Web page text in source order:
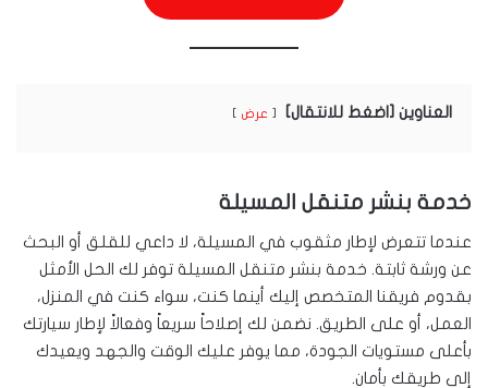
العناوين [اضغط للانتقال] عرض
خدمة بنشر متنقل المسيلة
عندما تتعرض لإطار مثقوب في المسيلة، لا داعي للقلق أو البحث
عن ورشة ثابتة. خدمة بنشر متنقل المسيلة توفر لك الحل الأمثل
بقدوم فريقنا المتخصص إليك أينما كنت، سواء كنت في المنزل،
العمل، أو على الطريق. نضمن لك إصلاحاً سريعاً وفعالاً لإطار سيارتك
بأعلى مستويات الجودة، مما يوفر عليك الوقت والجهد ويعيدك
إلى طريقك بأمان.